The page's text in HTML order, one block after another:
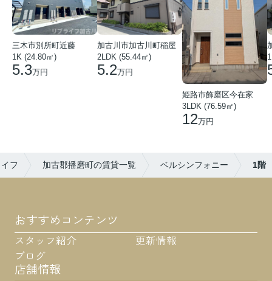
三木市別所町近藤
1K (24.80㎡)
5.3万円
加古川市加古川町稲屋
2LDK (55.44㎡)
5.2万円
姫路市飾磨区今在家
3LDK (76.59㎡)
12万円
フ 加古郡播磨町の賃貸一覧 ベルシンフォニー 1階
おすすめコンテンツ
スタッフ紹介
更新情報
ブログ
店舗情報